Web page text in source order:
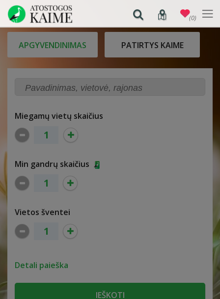
APGYVENDINIMAS PATIRTYS KAIME
Miegamų vietų skaičius
Min gandrų skaičius
Vietos šventei
Detali paieška
(0)